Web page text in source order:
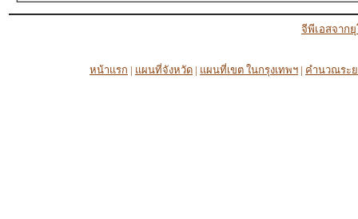
จีพีเอสจากยุ
หน้าแรก | แผนที่จังหวัด | แผนที่เขต ในกรุงเทพฯ | คำนวณระ